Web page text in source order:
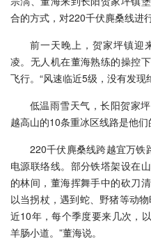
合的方式，对220千伏麂桑线进
前一天晚上，贺家坪镇迎
凌。无人机在董海熟练的操控
飞行。“风速临近5级，没有发现
低温雨雪天气，长阳贺家
越高山的10条重冰区线路是他们
220千伏麂桑线跨越宜万铁
电源联络线。部分铁塔架设在
的林间，董海挥舞手中的砍刀
以当拐杖，遇到蛇、野猪等动
近10年，每个季度要来几次，
羊肠小道。”董海说。